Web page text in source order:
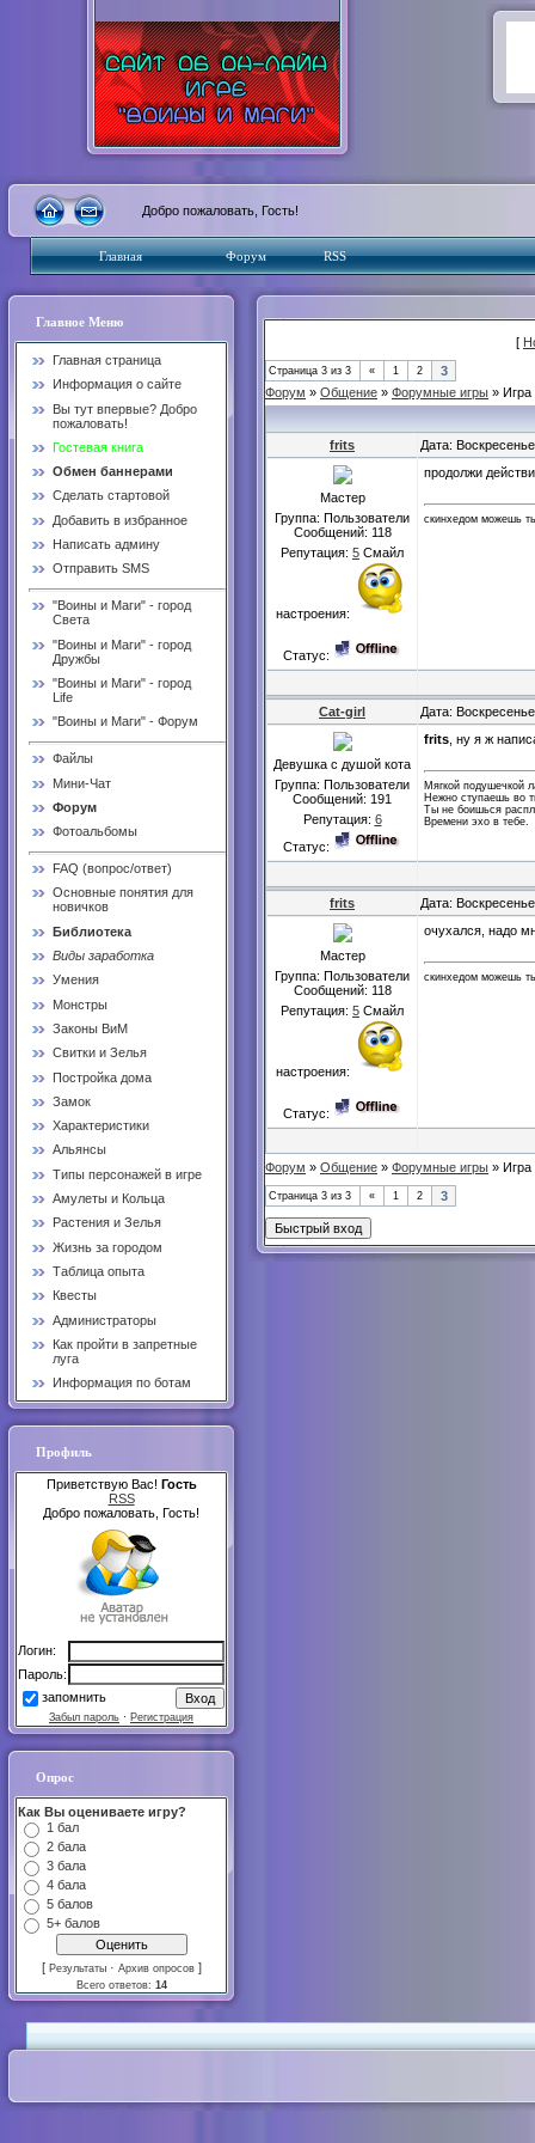
Добро пожаловать, Гость!
Главная Форум RSS
Главное Меню
Главная страница
Информация о сайте
Вы тут впервые? Добро
пожаловать!
Гостевая книга
Обмен баннерами
Сделать стартовой
Добавить в избранное
Написать админу
Отправить SMS
"Воины и Маги" - город
Света
"Воины и Маги" - город
Дружбы
"Воины и Маги" - город
Life
"Воины и Маги" - Форум
Файлы
Мини-Чат
Форум
Фотоальбомы
FAQ (вопрос/ответ)
Основные понятия для
новичков
Библиотека
Виды заработка
Умения
Монстры
Законы ВиМ
Свитки и Зелья
Постройка дома
Замок
Характеристики
Альянсы
Типы персонажей в игре
Амулеты и Кольца
Растения и Зелья
Жизнь за городом
Таблица опыта
Квесты
Администраторы
Как пройти в запретные
луга
Информация по ботам
Профиль
Приветствую Вас! Гость
RSS
Добро пожаловать, Гость!
Логин:
Пароль:
запомнить
Забыл пароль · Регистрация
Опрос
Как Вы оцениваете игру?
1 бал
2 бала
3 бала
4 бала
5 балов
5+ балов
[ Результаты · Архив опросов ]
Всего ответов: 14
[
Страница 3 из 3 « 1 2
3
Форум » Общение » Форумные игры »
frits Дата:
Мастер
Группа: Пользователи
Сообщений: 118
Репутация: 5 Смайл
настроения:
Статус:
продолжи
скинхедом можешь
Cat-girl Дата:
Девушка с душой кота
Группа: Пользователи
Сообщений: 191
Репутация: 6
Статус:
frits , ну я ж
Мягкой подушечкой
Нежно ступаешь во
Ты не боишься
Времени эхо в тебе.
frits Дата:
Мастер
Группа: Пользователи
Сообщений: 118
Репутация: 5 Смайл
настроения:
Статус:
очухался, надо
скинхедом можешь
Форум » Общение » Форумные игры »
Страница 3 из 3 « 1 2 3